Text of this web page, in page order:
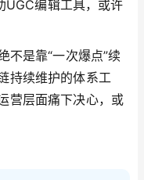
UGC编辑工具，或许
不是靠“一次爆点”续
持续维护的体系工
营层面痛下决心，或